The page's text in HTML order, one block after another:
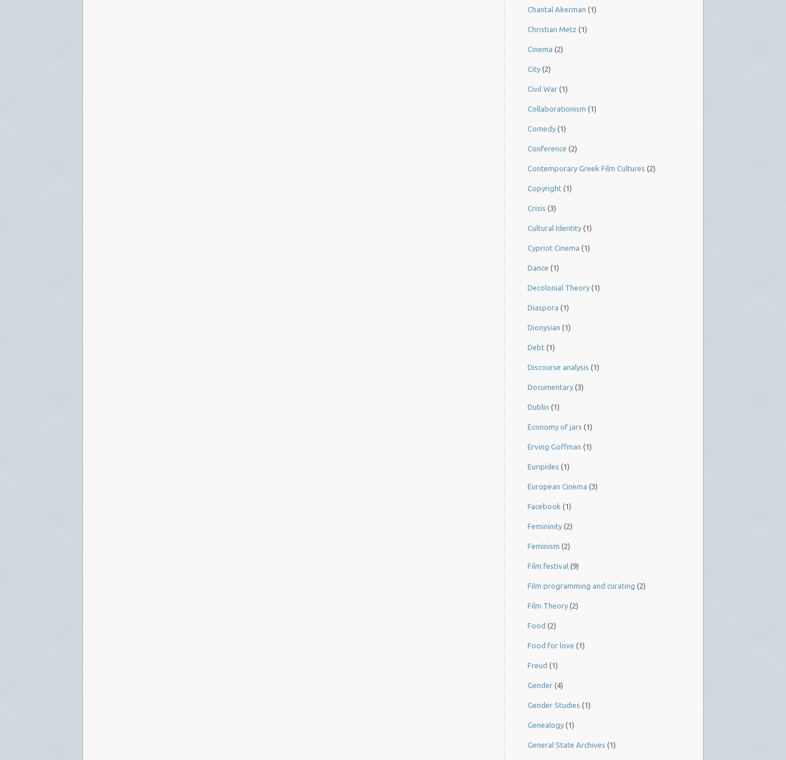
Chantal Akerman (1)
Christian Metz (1)
Cinema (2)
City (2)
Civil War (1)
Collaborationism (1)
Comedy (1)
Conference (2)
Contemporary Greek Film Cultures (2)
Copyright (1)
Crisis (3)
Cultural Identity (1)
Cypriot Cinema (1)
Dance (1)
Decolonial Theory (1)
Diaspora (1)
Dionysian (1)
Debt (1)
Discourse analysis (1)
Documentary (3)
Dublin (1)
Economy of jars (1)
Erving Goffman (1)
Euripides (1)
European Cinema (3)
Facebook (1)
Femininity (2)
Feminism (2)
Film festival (9)
Film programming and curating (2)
Film Theory (2)
Food (2)
Food for love (1)
Freud (1)
Gender (4)
Gender Studies (1)
Genealogy (1)
General State Archives (1)